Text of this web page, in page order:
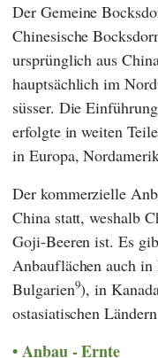
Der Gemeine
Chinesische
ursprünglich aus
hauptsächlich im
süsser. Die
erfolgte in weiten
in Europa,
Der kommerzielle
China statt, weshalb
Goji-Beeren ist. Es
Anbauflächen auch
Bulgarien9), in
ostasiatischen
Anbau - Ernte